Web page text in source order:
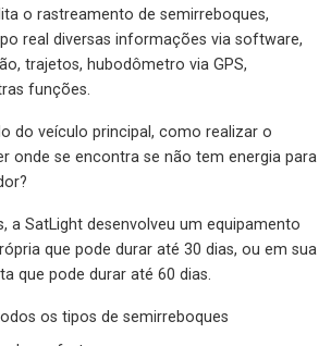
o rastreamento de semirreboques,
real diversas informações via software,
trajetos, hubodômetro via GPS,
funções.
do veículo principal, como realizar o
onde se encontra se não tem energia para
a SatLight desenvolveu um equipamento
que pode durar até 30 dias, ou em sua
que pode durar até 60 dias.
os tipos de semirreboques